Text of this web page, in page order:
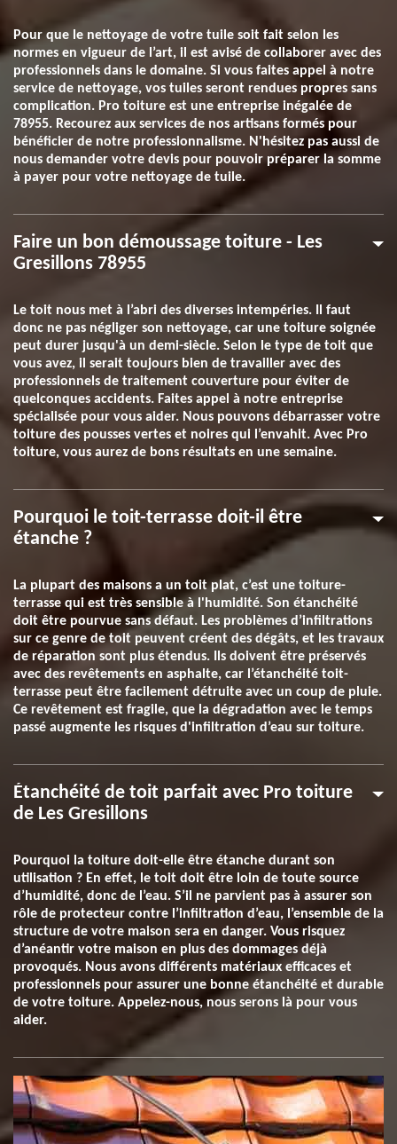
Pour que le nettoyage de votre tuile soit fait selon les
normes en vigueur de l’art, il est avisé de collaborer avec des
professionnels dans le domaine. Si vous faites appel à notre
service de nettoyage, vos tuiles seront rendues propres sans
complication. Pro toiture est une entreprise inégalée de
78955. Recourez aux services de nos artisans formés pour
bénéficier de notre professionnalisme. N'hésitez pas aussi de
nous demander votre devis pour pouvoir préparer la somme
à payer pour votre nettoyage de tuile.
Faire un bon démoussage toiture - Les
Gresillons 78955
Le toit nous met à l’abri des diverses intempéries. Il faut
donc ne pas négliger son nettoyage, car une toiture soignée
peut durer jusqu'à un demi-siècle. Selon le type de toit que
vous avez, il serait toujours bien de travailler avec des
professionnels de traitement couverture pour éviter de
quelconques accidents. Faites appel à notre entreprise
spécialisée pour vous aider. Nous pouvons débarrasser votre
toiture des pousses vertes et noires qui l’envahit. Avec Pro
toiture, vous aurez de bons résultats en une semaine.
Pourquoi le toit-terrasse doit-il être
étanche ?
La plupart des maisons a un toit plat, c’est une toiture-
terrasse qui est très sensible à l'humidité. Son étanchéité
doit être pourvue sans défaut. Les problèmes d’infiltrations
sur ce genre de toit peuvent créent des dégâts, et les travaux
de réparation sont plus étendus. Ils doivent être préservés
avec des revêtements en asphalte, car l’étanchéité toit-
terrasse peut être facilement détruite avec un coup de pluie.
Ce revêtement est fragile, que la dégradation avec le temps
passé augmente les risques d'infiltration d’eau sur toiture.
Étanchéité de toit parfait avec Pro toiture
de Les Gresillons
Pourquoi la toiture doit-elle être étanche durant son
utilisation ? En effet, le toit doit être loin de toute source
d’humidité, donc de l’eau. S’il ne parvient pas à assurer son
rôle de protecteur contre l’infiltration d’eau, l’ensemble de la
structure de votre maison sera en danger. Vous risquez
d’anéantir votre maison en plus des dommages déjà
provoqués. Nous avons différents matériaux efficaces et
professionnels pour assurer une bonne étanchéité et durable
de votre toiture. Appelez-nous, nous serons là pour vous
aider.